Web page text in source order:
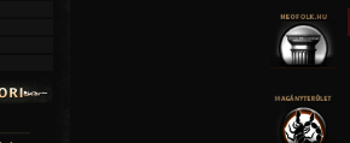
szeméből.
őt egy kis levél, meg-
harmatcseppé
éjjel)
lubickoltam